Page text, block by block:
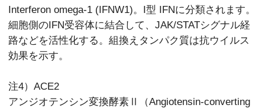
Interferon omega-1 (IFNW1)。I型 IFNに分類されます。
細胞側のIFN受容体に結合して、JAK/STATシグナル経
路などを活性化する。組換えタンパク質は抗ウイルス
効果を示す。
注4）ACE2
アンジオテンシン変換酵素Ⅱ（Angiotensin-converting